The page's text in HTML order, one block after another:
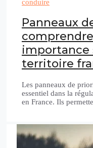
conduire
Panneaux
importance
territoire
Les panneaux de
essentiel dans la
en France. Ils